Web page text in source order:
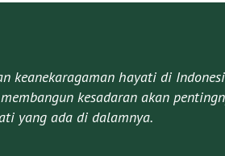
keanekaragaman hayati di
kesadaran akan
yang ada di dalamnya.​